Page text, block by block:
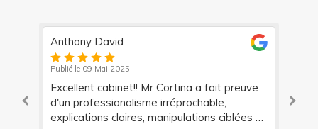
Cortina a fait preuve
irréprochable,
ciblées et
Pour moi Mr cortina est un
Douleur qui perdure depuis 3
ostéo, traitement, radio,scanner